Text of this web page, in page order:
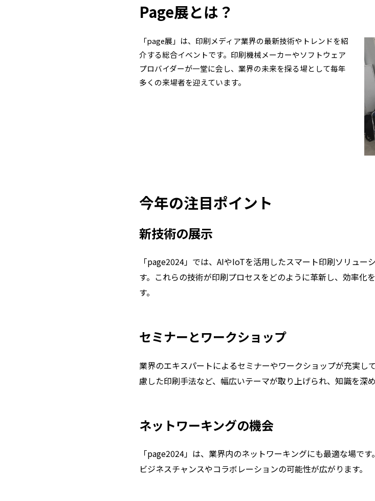
page展とは？
「page展」は、印刷メディア業界の最新技術やトレンドを紹
介する総合イベントです。印刷機械メーカーやソフトウェア
プロバイダーが一堂に会し、業界の未来を探る場として毎年
多くの来場者を迎えています。
今年の注目ポイント
新技術の展示
「page2024」では、AIやIoTを活用したスマート印刷ソリュ
す。これらの技術が印刷プロセスをどのように革新し、効率化
す。
セミナーとワークショップ
業界のエキスパートによるセミナーやワークショップが充実し
慮した印刷手法など、幅広いテーマが取り上げられ、知識を深
ネットワーキングの機会
「page2024」は、業界内のネットワーキングにも最適な場で
ビジネスチャンスやコラボレーションの可能性が広がります。